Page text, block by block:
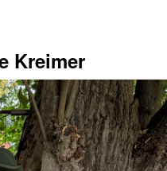
Kreimer